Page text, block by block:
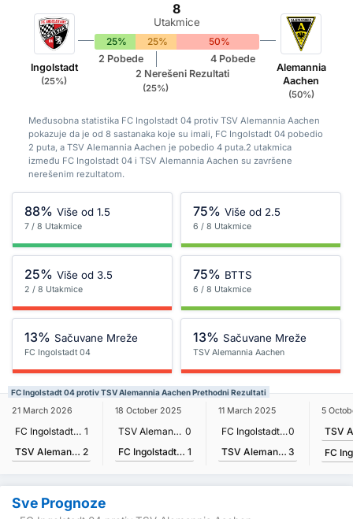
Ingolstadt
(25%)
8
Utakmice
25% 25%
50%
2 Pobede
2 Nerešeni Rezultati
(25%)
4 Pobede
Alemannia
Aachen
(50%)
Međusobna statistika FC Ingolstadt 04 protiv TSV Alemannia Aachen
pokazuje da je od 8 sastanaka koje su imali, FC Ingolstadt 04 pobedio
2 puta, a TSV Alemannia Aachen je pobedio 4 puta.2 utakmica
između FC Ingolstadt 04 i TSV Alemannia Aachen su završene
nerešenim rezultatom.
88% Više od 1.5
7 / 8 Utakmice
75% Više od 2.5
6 / 8 Utakmice
25% Više od 3.5
2 / 8 Utakmice
75% BTTS
6 / 8 Utakmice
13% Sačuvane Mreže
FC Ingolstadt 04
13% Sačuvane Mreže
TSV Alemannia Aachen
FC Ingolstadt 04 protiv TSV Alemannia Aachen Prethodni Rezultati
21 March 2026
FC Ingolstadt 04 1
TSV Alemannia Aachen 2
18 October 2025
TSV Alemannia Aachen 0
FC Ingolstadt 04 1
11 March 2025
FC Ingolstadt 040
TSV Alemannia Aachen 3
5
Sve Prognoze